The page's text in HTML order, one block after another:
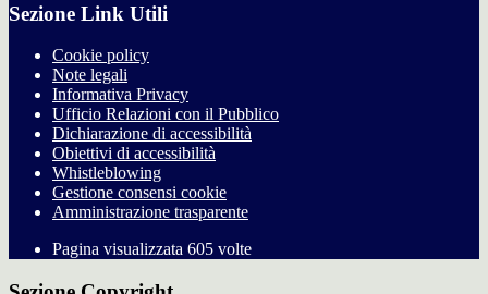
Sezione Link Utili
Cookie policy
Note legali
Informativa Privacy
Ufficio Relazioni con il Pubblico
Dichiarazione di accessibilità
Obiettivi di accessibilità
Whistleblowing
Gestione consensi cookie
Amministrazione trasparente
Pagina visualizzata 605 volte